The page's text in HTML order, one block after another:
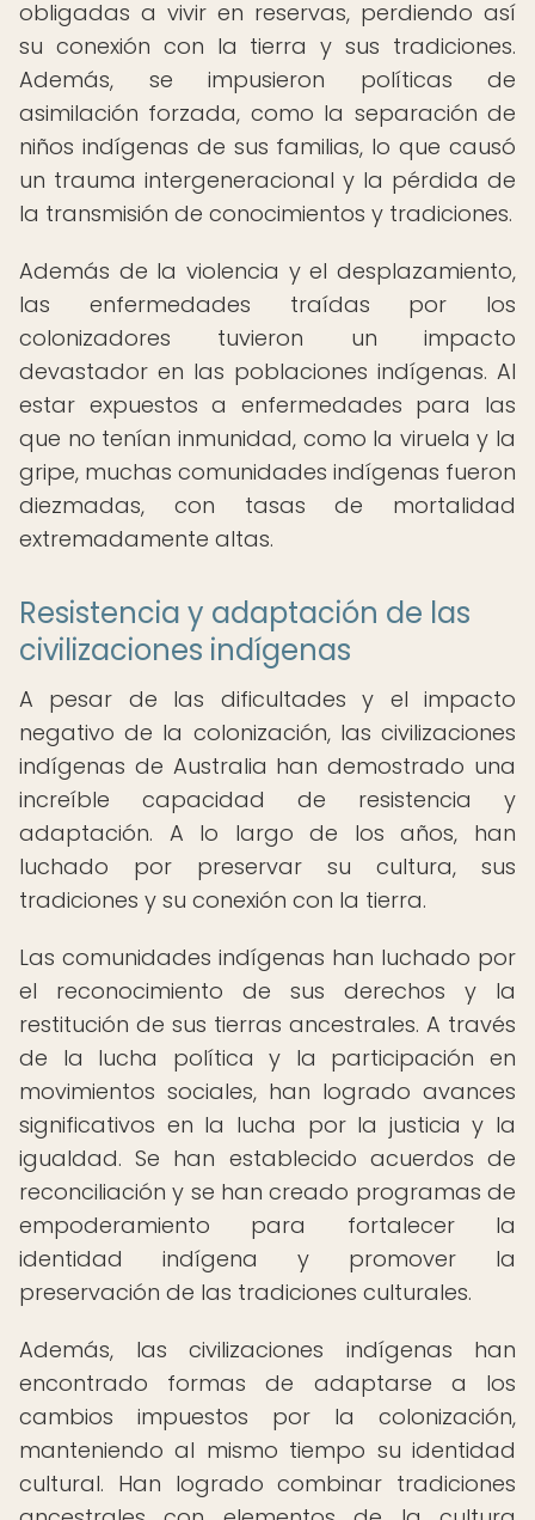
obligadas a vivir en reservas, perdiendo así
su conexión con la tierra y sus tradiciones.
Además, se impusieron políticas de
asimilación forzada, como la separación de
niños indígenas de sus familias, lo que causó
un trauma intergeneracional y la pérdida de
la transmisión de conocimientos y tradiciones.
Además de la violencia y el desplazamiento,
las enfermedades traídas por los
colonizadores tuvieron un impacto
devastador en las poblaciones indígenas. Al
estar expuestos a enfermedades para las
que no tenían inmunidad, como la viruela y la
gripe, muchas comunidades indígenas fueron
diezmadas, con tasas de mortalidad
extremadamente altas.
Resistencia y adaptación de las
civilizaciones indígenas
A pesar de las dificultades y el impacto
negativo de la colonización, las civilizaciones
indígenas de Australia han demostrado una
increíble capacidad de resistencia y
adaptación. A lo largo de los años, han
luchado por preservar su cultura, sus
tradiciones y su conexión con la tierra.
Las comunidades indígenas han luchado por
el reconocimiento de sus derechos y la
restitución de sus tierras ancestrales. A través
de la lucha política y la participación en
movimientos sociales, han logrado avances
significativos en la lucha por la justicia y la
igualdad. Se han establecido acuerdos de
reconciliación y se han creado programas de
empoderamiento para fortalecer la
identidad indígena y promover la
preservación de las tradiciones culturales.
Además, las civilizaciones indígenas han
encontrado formas de adaptarse a los
cambios impuestos por la colonización,
manteniendo al mismo tiempo su identidad
cultural. Han logrado combinar tradiciones